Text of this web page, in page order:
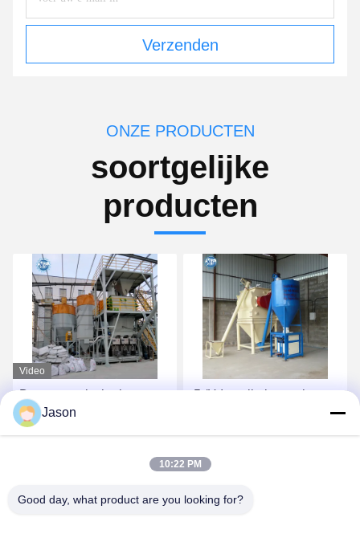
Verzenden
ONZE PRODUCTEN
soortgelijke
producten
Video
De automatische het
Voeden Keramische tegel
van de Muurstopverf
zich Machine 10-30 T/H
Productieinstallatie
-5t/H Installatie van het
hoog rendement de Droge
Mortier met de
van de Klepverpakking
Jason
10:22 PM
Good day, what product are you looking for?